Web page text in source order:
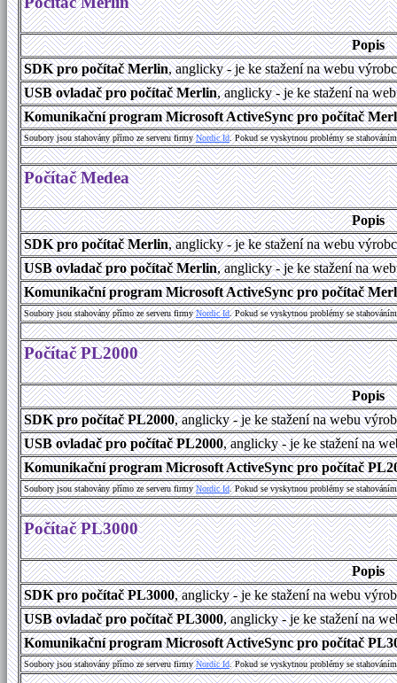
Popis
SDK pro počítač Merlin, anglicky - je ke stažení na webu
USB ovladač pro počítač Merlin, anglicky - je ke stažení na
Komunikační program Microsoft ActiveSync pro počítač
Soubory jsou stahovány přímo ze serveru firmyNordic Id. Pokud se vyskytnou problémy se
Počítač Medea
Popis
SDK pro počítač Merlin, anglicky - je ke stažení na webu
USB ovladač pro počítač Merlin, anglicky - je ke stažení na
Komunikační program Microsoft ActiveSync pro počítač
Soubory jsou stahovány přímo ze serveru firmyNordic Id. Pokud se vyskytnou problémy se
Počítač PL2000
Popis
SDK pro počítač PL2000, anglicky - je ke stažení na webu
USB ovladač pro počítač PL2000, anglicky - je ke stažení na
Komunikační program Microsoft ActiveSync pro počítač
Soubory jsou stahovány přímo ze serveru firmyNordic Id. Pokud se vyskytnou problémy se
Počítač PL3000
Popis
SDK pro počítač PL3000, anglicky - je ke stažení na webu
USB ovladač pro počítač PL3000, anglicky - je ke stažení na
Komunikační program Microsoft ActiveSync pro počítač
Soubory jsou stahovány přímo ze serveru firmyNordic Id. Pokud se vyskytnou problémy se